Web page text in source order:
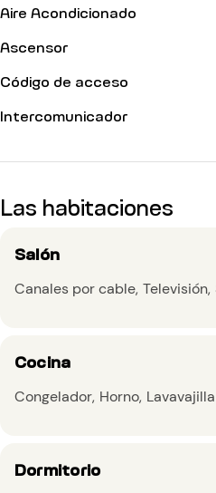
Aire Acondicionado
Ascensor
Código de acceso
Intercomunicador
Las habitaciones
Salón
Canales por cable Televisión
Cocina
Congelador Horno Lavavajilla
Dormitorio